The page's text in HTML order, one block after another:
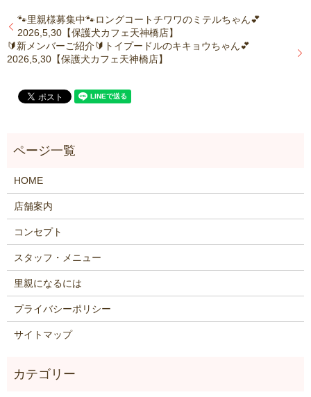
🐾里親様募集中🐾ロングコートチワワのミテルちゃん💕
2026,5,30【保護犬カフェ天神橋店】
🔰新メンバーご紹介🔰トイプードルのキキョウちゃん💕
2026,5,30【保護犬カフェ天神橋店】
HOME
店舗案内
コンセプト
スタッフ・メニュー
里親になるには
プライバシーポリシー
サイトマップ